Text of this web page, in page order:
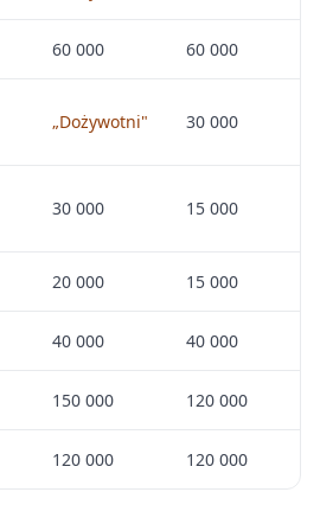
60 000 60 000
„Dożywotni" 30 000
30 000 15 000
20 000 15 000
40 000 40 000
150 000 120 000
120 000 120 000